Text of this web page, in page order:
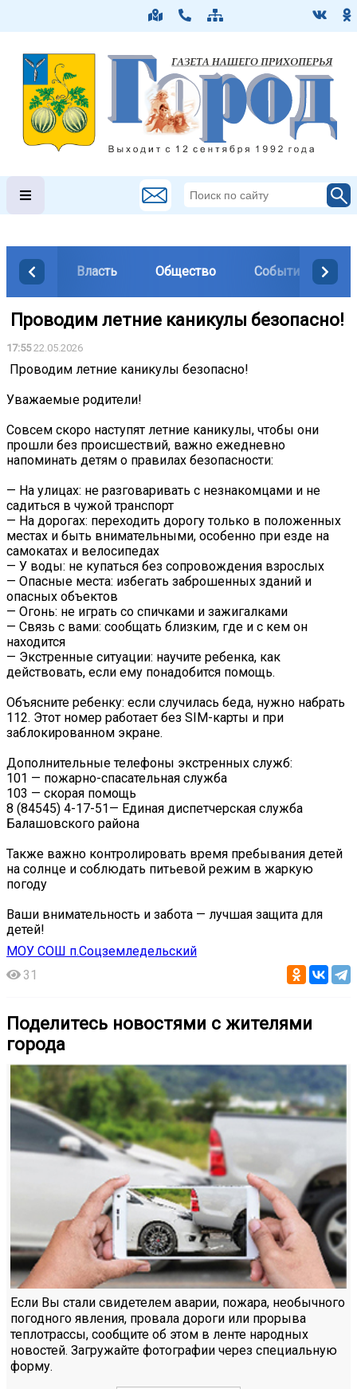
Власть Общество События
️ Проводим летние каникулы безопасно!
17:5522.05.2026
️ Проводим летние каникулы безопасно!
Уважаемые родители!
Совсем скоро наступят летние каникулы, чтобы они
прошли без происшествий, важно ежедневно
напоминать детям о правилах безопасности:
— На улицах: не разговаривать с незнакомцами и не
садиться в чужой транспорт
— На дорогах: переходить дорогу только в положенных
местах и быть внимательными, особенно при езде на
самокатах и велосипедах
— У воды: не купаться без сопровождения взрослых
— Опасные места: избегать заброшенных зданий и
опасных объектов
— Огонь: не играть со спичками и зажигалками
— Связь с вами: сообщать близким, где и с кем он
находится
— Экстренные ситуации: научите ребенка, как
действовать, если ему понадобится помощь.
Объясните ребенку: если случилась беда, нужно набрать
112. Этот номер работает без SIM-карты и при
заблокированном экране.
Дополнительные телефоны экстренных служб:
101 — пожарно-спасательная служба
103 — скорая помощь
8 (84545) 4-17-51— Единая диспетчерская служба
Балашовского района
Также важно контролировать время пребывания детей
на солнце и соблюдать питьевой режим в жаркую
погоду
Ваши внимательность и забота — лучшая защита для
детей!
МОУ СОШ п.Соцземледельский
31
Поделитесь новостями с жителями
города
Если Вы стали свидетелем аварии, пожара, необычного
погодного явления, провала дороги или прорыва
теплотрассы, сообщите об этом в ленте народных
новостей. Загружайте фотографии через специальную
форму.